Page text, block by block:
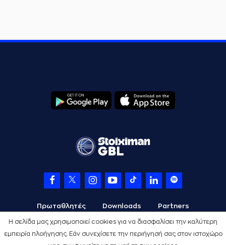
Η σελίδα μας χρησιμοποιεί cookies για να διασφαλίσει την καλύτερη
εμπειρία πλοήγησης. Εάν συνεχίσετε την περιήγησή σας στον ιστοχώρο
Πρωταθλητές Downloads Partners